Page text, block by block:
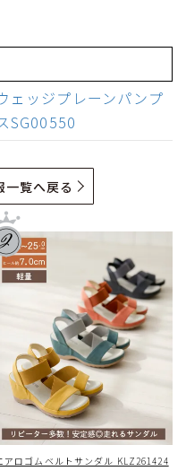
ェッジプレーンパンプ
SG00550
覧へ戻る
アロゴムベルトサンダル KLZ261424